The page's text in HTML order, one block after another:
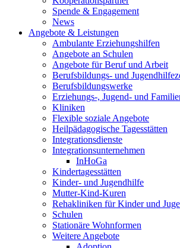
Spende & Engagement
News
Angebote & Leistungen
Ambulante Erziehungshilfen
Angebote an Schulen
Angebote für Beruf und Arbeit
Berufsbildungs- und
Berufsbildungswerke
Erziehungs-, Jugend- und
Kliniken
Flexible soziale Angebote
Heilpädagogische Tagesstätten
Integrationsdienste
Integrationsunternehmen
InHoGa
Kindertagesstätten
Kinder- und Jugendhilfe
Mutter-Kind-Kuren
Rehakliniken für Kinder und
Schulen
Stationäre Wohnformen
Weitere Angebote